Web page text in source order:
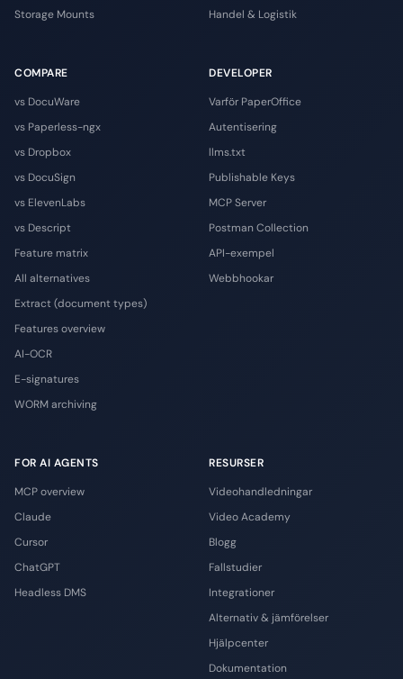
Storage Mounts
Handel & Logistik
COMPARE
vs DocuWare
vs Paperless-ngx
vs Dropbox
vs DocuSign
vs ElevenLabs
vs Descript
Feature matrix
All alternatives
Extract (document types)
Features overview
AI-OCR
E-signatures
WORM archiving
DEVELOPER
Varför PaperOffice
Autentisering
llms.txt
Publishable Keys
MCP Server
Postman Collection
API-exempel
Webbhookar
FOR AI AGENTS
MCP overview
Claude
Cursor
ChatGPT
Headless DMS
RESURSER
Videohandledningar
Video Academy
Blogg
Fallstudier
Integrationer
Alternativ & jämförelser
Hjälpcenter
Dokumentation